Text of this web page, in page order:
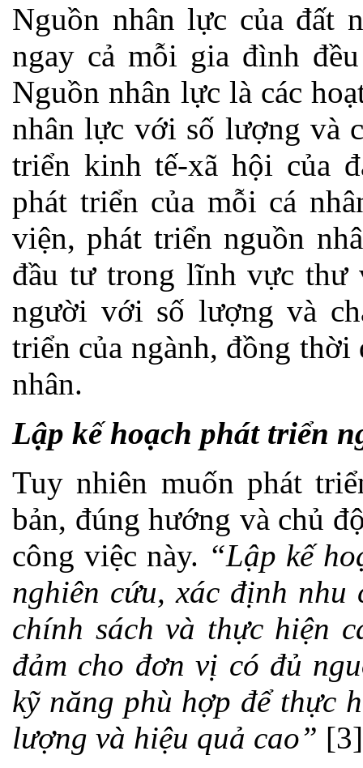
Nguồn nhân lực của đất
ngay cả mỗi gia đình
Nguồn nhân lực là các
nhân lực với số lượng và
triển kinh tế-xã hội của
phát triển của mỗi cá
viện, phát triển nguồn
đầu tư trong lĩnh vực thư
người với số lượng và
triển của ngành, đồng thời
nhân.
Lập kế hoạch phát triển
Tuy nhiên muốn phát
bản, đúng hướng và chủ
công việc này. “Lập kế
nghiên cứu, xác định
chính sách và thực hiện
đảm cho đơn vị có đủ
kỹ năng phù hợp để thực
lượng và hiệu quả cao”